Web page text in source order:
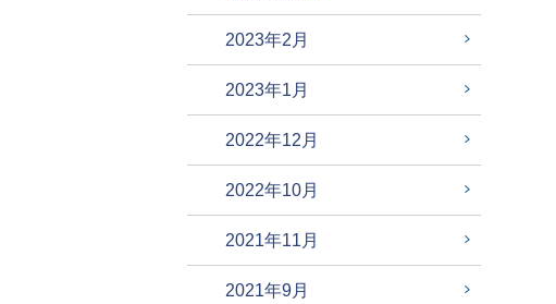
2023年2月
2023年1月
2022年12月
2022年10月
2021年11月
2021年9月